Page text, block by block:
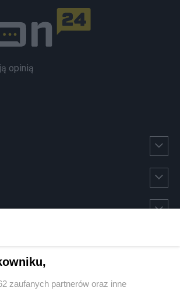
opinią
zaufanych partnerów oraz inne